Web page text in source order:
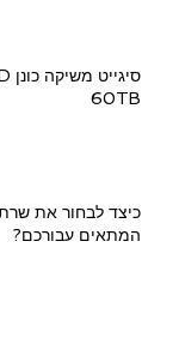
60TB
המתאים עבורכם?